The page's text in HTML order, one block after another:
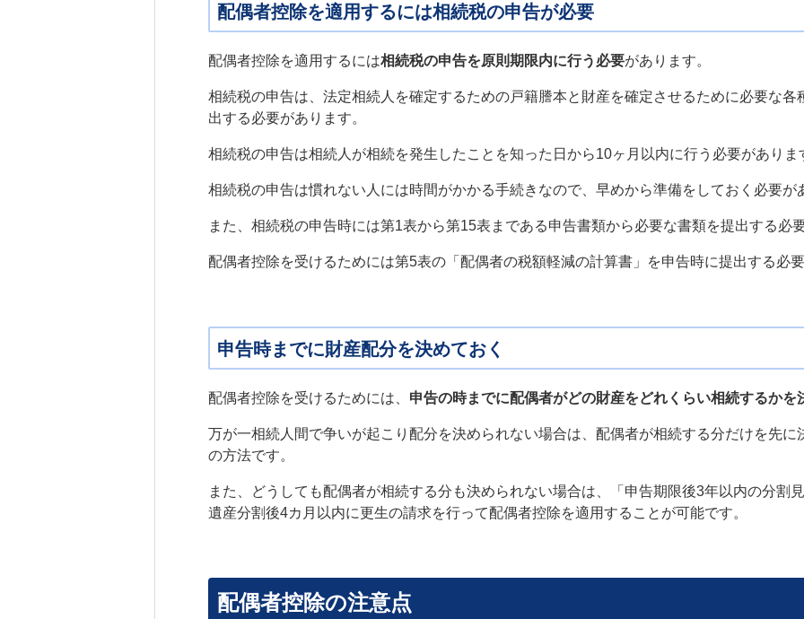
配偶者控除を適用するには相続税の申告が必要
配偶者控除を適用するには相続税の申告を原則期限内に行う必要があります。
相続税の申告は、法定相続人を確定するための戸籍謄本と財産を確定させるために必要な各
出する必要があります。
相続税の申告は相続人が相続を発生したことを知った日から10ヶ月以内に行う必要がありま
相続税の申告は慣れない人には時間がかかる手続きなので、早めから準備をしておく必要が
また、相続税の申告時には第1表から第15表まである申告書類から必要な書類を提出する必
配偶者控除を受けるためには第5表の「配偶者の税額軽減の計算書」を申告時に提出する必
申告時までに財産配分を決めておく
配偶者控除を受けるためには、 申告の時までに配偶者がどの財産をどれくらい相続するかを
万が一相続人間で争いが起こり配分を決められない場合は、配偶者が相続する分だけを先に
の方法です。
また、どうしても配偶者が相続する分も決められない場合は、「申告期限後3年以内の分割
遺産分割後4カ月以内に更生の請求を行って配偶者控除を適用することが可能です。
配偶者控除の注意点